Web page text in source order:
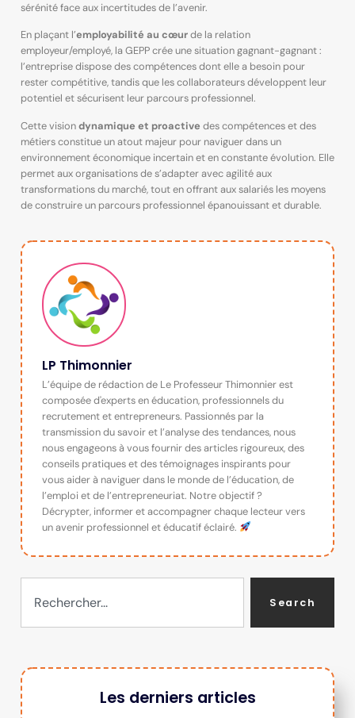
sérénité face aux incertitudes de l’avenir.
En plaçant l’employabilité au cœurde la relation
employeur/employé, la GEPP crée une situation gagnant-gagnant :
l’entreprise dispose des compétences dont elle a besoin pour
rester compétitive, tandis que les collaborateurs développent leur
potentiel et sécurisent leur parcours professionnel.
Cette visiondynamique et proactive des compétences et des
métiers constitue un atout majeur pour naviguer dans un
environnement économique incertain et en constante évolution. Elle
permet aux organisations de s’adapter avec agilité aux
transformations du marché, tout en offrant aux salariés les moyens
de construire un parcours professionnel épanouissant et durable.
LP Thimonnier
L’équipe de rédaction de Le Professeur Thimonnier est
composée d'experts en éducation, professionnels du
recrutement et entrepreneurs. Passionnés par la
transmission du savoir et l’analyse des tendances, nous
nous engageons à vous fournir des articles rigoureux, des
conseils pratiques et des témoignages inspirants pour
vous aider à naviguer dans le monde de l’éducation, de
l’emploi et de l’entrepreneuriat. Notre objectif ?
Décrypter, informer et accompagner chaque lecteur vers
un avenir professionnel et éducatif éclairé.
Search
Les derniers articles